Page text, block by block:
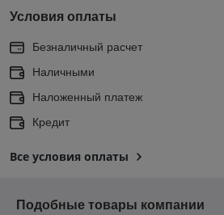
Условия оплаты
Безналичный расчет
Наличными
Наложенный платеж
Кредит
Все условия оплаты
Подобные товары компании